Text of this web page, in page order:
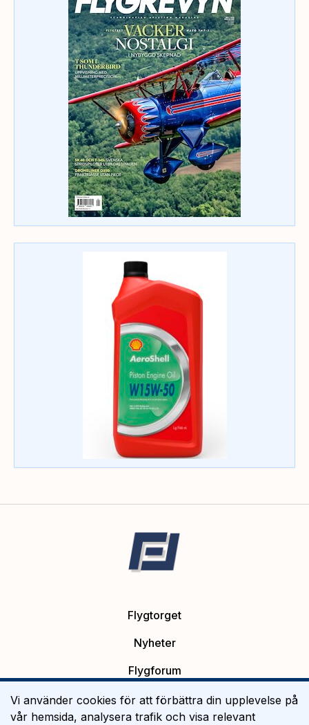
Flygtorget
Nyheter
Flygforum
Platsannonser
Vi använder cookies för att förbättra din upplevelse på
vår hemsida, analysera trafik och visa relevant